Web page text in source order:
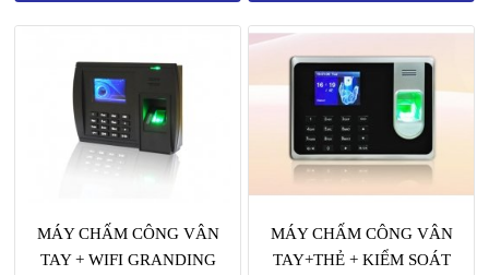
MÁY CHẤM CÔNG VÂN
TAY + WIFI GRANDING
MÁY CHẤM CÔNG VÂN
TAY+THẺ + KIỂM SOÁT